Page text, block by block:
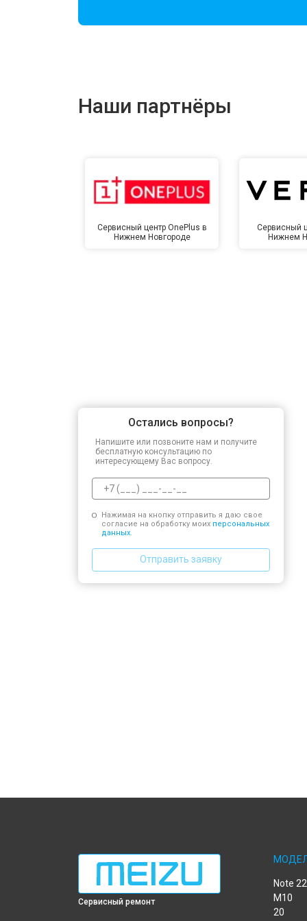
Наши партнёры
Сервисный центр OnePlus в
Нижнем Новгороде
Сервисный
Нижнем
Остались вопросы?
Напишите или позвоните нам и получите
бесплатную консультацию по
интересующему Вас вопросу.
Нажимая на кнопку отправить я даю свое
согласие на обработку моих персональных
данных.
Отправить заявку
Сервисный ремонт
Note 22
M10
20